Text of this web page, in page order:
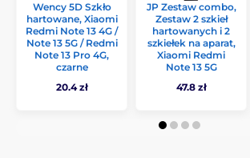
Wency 5D Szkło
hartowane, Xiaomi
Redmi Note 13 4G /
Note 13 5G / Redmi
Note 13 Pro 4G,
czarne
20.4 zł
JP Zestaw combo,
Zestaw 2 szkieł
hartowanych i 2
szkiełek na aparat,
Xiaomi Redmi
Note 13 5G
47.8 zł